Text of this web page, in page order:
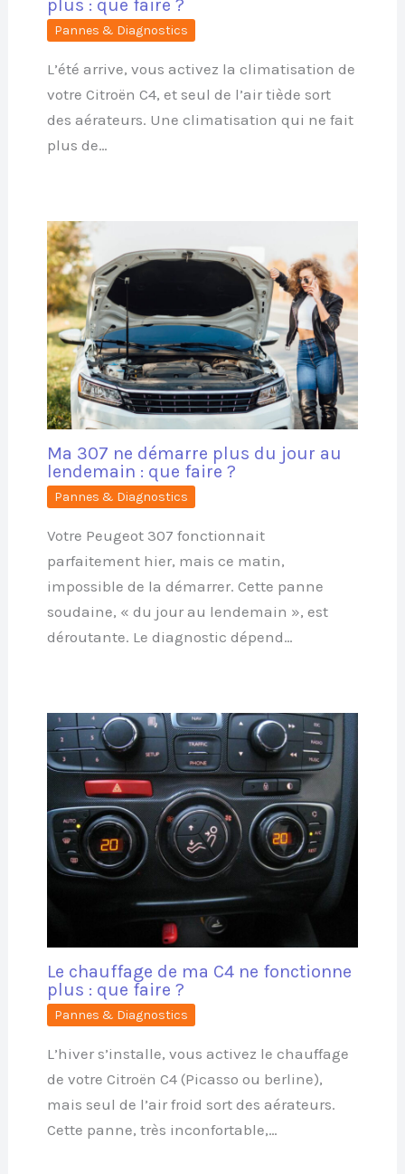
plus : que faire ?
Pannes & Diagnostics
L’été arrive, vous activez la climatisation de
votre Citroën C4, et seul de l’air tiède sort
des aérateurs. Une climatisation qui ne fait
plus de…
Ma 307 ne démarre plus du jour au
lendemain : que faire ?
Pannes & Diagnostics
Votre Peugeot 307 fonctionnait
parfaitement hier, mais ce matin,
impossible de la démarrer. Cette panne
soudaine, « du jour au lendemain », est
déroutante. Le diagnostic dépend…
Le chauffage de ma C4 ne fonctionne
plus : que faire ?
Pannes & Diagnostics
L’hiver s’installe, vous activez le chauffage
de votre Citroën C4 (Picasso ou berline),
mais seul de l’air froid sort des aérateurs.
Cette panne, très inconfortable,…